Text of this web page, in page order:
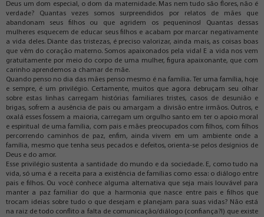
Deus um dom especial, o dom da maternidade. Mas nem tudo são flores, não é
verdade? Quantas vezes somos surpreendidos por relatos de mães que
abandonam seus filhos ou que agridem os pequeninos! Quantas dessas
mulheres esquecem de educar seus filhos e acabam por marcar negativamente
a vida deles. Diante das tristezas, é preciso valorizar, ainda mais, as coisas boas
que vêm do coração materno. Somos apaixonados pela vida! E a vida nos vem
gratuitamente por meio do corpo de uma mulher, figura apaixonante, que com
carinho aprendemos a chamar de mãe.
Quando penso no dia das mães penso mesmo é na família. Ter uma família, hoje
e sempre, é um privilégio. Certamente, muitos que agora debruçam seu olhar
sobre estas linhas carregam histórias familiares tristes, casos de desunião e
brigas, sofrem a ausência de pais ou amargam a divisão entre irmãos. Outros, e
oxalá esses fossem a maioria, carregam um orgulho santo em ter o apoio moral
e espiritual de uma família, com pais e mães preocupados com filhos, com filhos
percorrendo caminhos de paz, enfim, ainda vivem em um ambiente onde a
família, mesmo que tenha seus pecados e defeitos, orienta-se pelos desígnios de
Deus e do amor.
Esse privilégio sustenta a santidade do mundo e da sociedade. E, como tudo na
vida, só uma é a receita para a existência de famílias como essa: o diálogo entre
pais e filhos. Ou você conhece alguma alternativa que seja mais louvável para
manter a paz familiar do que a harmonia que nasce entre pais e filhos que
trocam ideias sobre tudo o que desejam e planejam para suas vidas? Não está
na raiz de todo conflito a falta de comunicação/diálogo (confiança?!) que existe